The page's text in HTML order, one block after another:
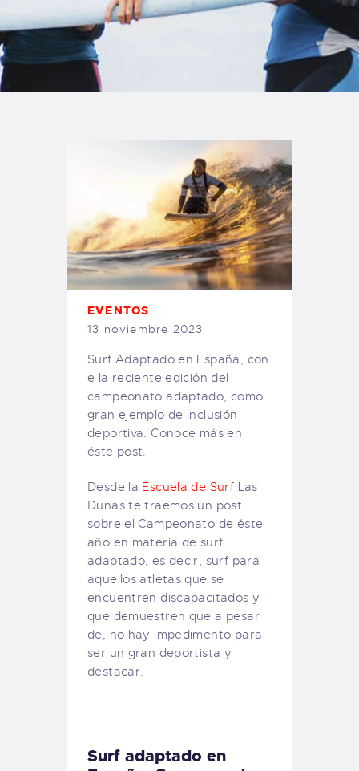
TIENDA FAMILY SURFERS
WEBCAM SALINAS
PEDIDOS
EVENTOS
13 noviembre 2023
Surf Adaptado en España, con
e la reciente edición del
campeonato adaptado, como
gran ejemplo de inclusión
deportiva. Conoce más en
éste post.
Desde la Escuela de Surf Las
Dunas te traemos un post
sobre el Campeonato de éste
año en materia de surf
adaptado, es decir, surf para
aquellos atletas que se
encuentren discapacitados y
que demuestren que a pesar
de, no hay impedimento para
ser un gran deportista y
destacar.
Surf adaptado en